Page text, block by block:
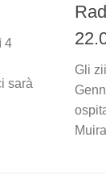
4
sarà
Gli